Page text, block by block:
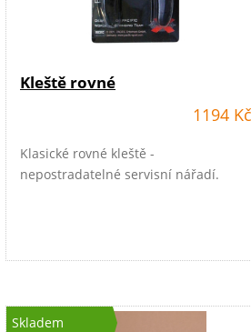
Kleště rovné
1194 Kč
Klasické rovné kleště -
nepostradatelné servisní nářadí.
Skladem